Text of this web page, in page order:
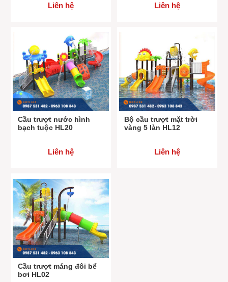
Liên hệ Liên hệ
Cầu trượt nước hình
bạch tuộc HL20
Liên hệ
Bộ cầu trượt mặt trời
vàng 5 làn HL12
Liên hệ
Cầu trượt máng đôi bể
bơi HL02